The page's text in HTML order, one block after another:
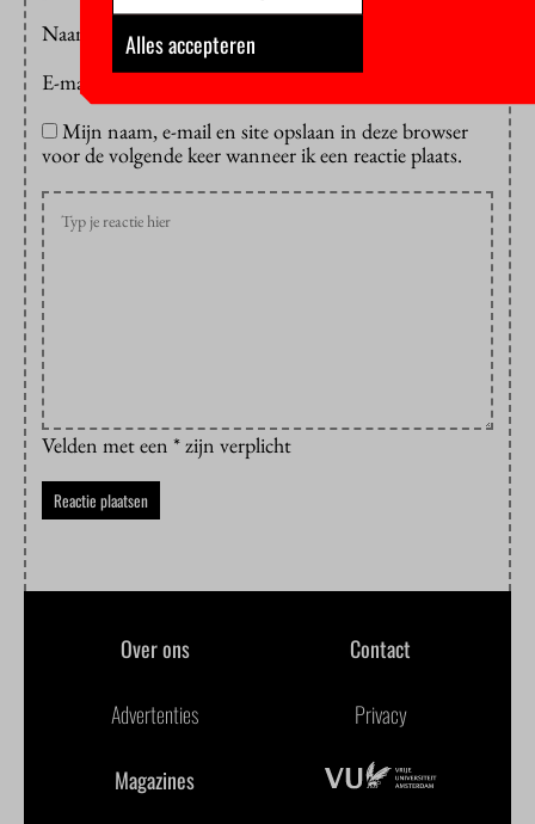
Naam
E-mail
Mijn naam, e-mail en site opslaan in deze browser
voor de volgende keer wanneer ik een reactie plaats.
Velden met een * zijn verplicht
Over ons Contact
Advertenties Privacy
Magazines
Alles accepteren